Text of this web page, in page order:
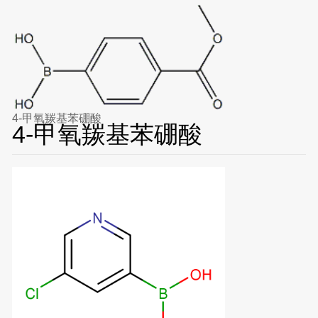
4-甲氧羰基苯硼酸
4-甲氧羰基苯硼酸